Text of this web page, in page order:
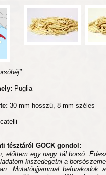
Puglia
30 mm hosszú, 8 mm széles
tésztáról GOCK gondol:
előttem egy nagy tál borsó.
kiszedegetni a
Mutatóujjammal